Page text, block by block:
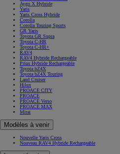
Aygo X Hybride
Yaris
Yaris Cross Hybride
Corolla
Corolla Touring Sports
GR Yaris
Toyota GR Supra
Toyota C-HR
Toyota C-HR+
RAV4
RAV4 Hybride Rechargeable
Prius Hybride Rechargeable
Toyota bZ4X
Toyota bZ4X Touring
Land Cruiser
Hilux
PROACE CITY
PROACE
PROACE Verso
PROACE MAX
Mirai
Modèles à venir
Nouvelle Yaris Cross
Nouveau RAV4 Hybride Rechargeable